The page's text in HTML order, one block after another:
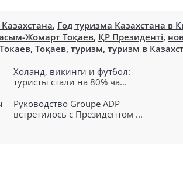
, Год туризма Казахстана в
Жомарт Тоқаев, ҚР Президенті,
Токаев, Тоқаев, туризм, туризм в
Холанд, викинги и футбол:
туристы стали на 80% ча...
Руководство Groupe ADP
встретилось с Президентом ...